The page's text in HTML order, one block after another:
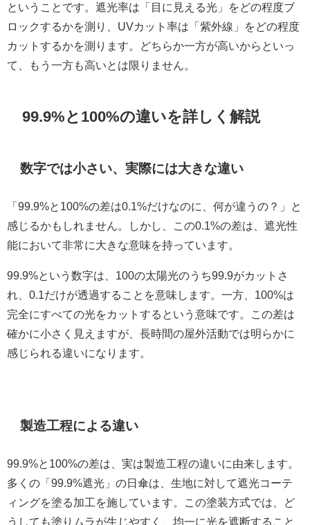
ということです。遮光率は「目に見える光」をどの程度ブ
ロックするかを測り、UVカット率は「紫外線」をどの程度
カットするかを測ります。どちらか一方が高いからといっ
て、もう一方も高いとは限りません。
99.9%と100%の違いを詳しく解説
数字では小さい、実際には大きな違い
「99.9%と100%の差は0.1%だけなのに、何が違うの？」と
感じるかもしれません。しかし、この0.1%の差は、遮光性
能において非常に大きな意味を持っています。
99.9%という数字は、100の太陽光のうち99.9がカットさ
れ、0.1だけが透過することを意味します。一方、100%は
完全にすべての光をカットするという意味です。この差は
確かに小さく見えますが、長時間の屋外活動では明らかに
感じられる違いになります。
製造工程による違い
99.9%と100%の差は、実は製造工程の違いに由来します。
多くの「99.9%遮光」の日傘は、生地に対して遮光コーテ
ィングを塗る加工を施しています。この塗装方式では、ど
うしても塗りムラが生じやすく、均一に光を遮断すること